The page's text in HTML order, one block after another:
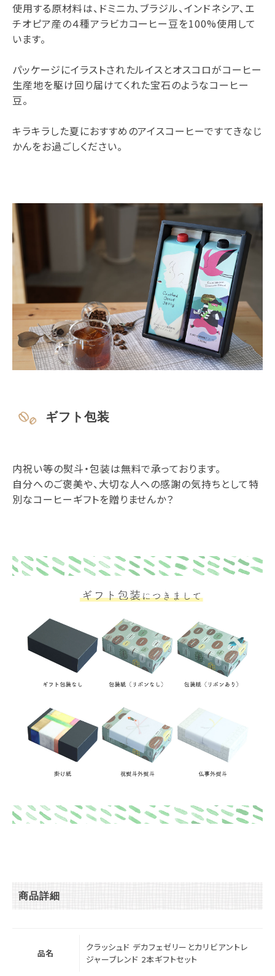
使用する原材料は、ドミニカ、ブラジル、インドネシア、エ
チオピア産の４種アラビカコーヒー豆を100%使用して
います。
パッケージにイラストされたルイスとオスコロがコーヒー
生産地を駆け回り届けてくれた宝石のようなコーヒー
豆。
キラキラした夏におすすめのアイスコーヒーですてきなじ
かんをお過ごしください。
ギフト包装
内祝い等の熨斗・包装は無料で承っております。
自分へのご褒美や、大切な人への感謝の気持ちとして特
別なコーヒーギフトを贈りませんか？
商品詳細
品名
クラッシュド デカフェゼリーとカリビアントレ
ジャーブレンド 2本ギフトセット